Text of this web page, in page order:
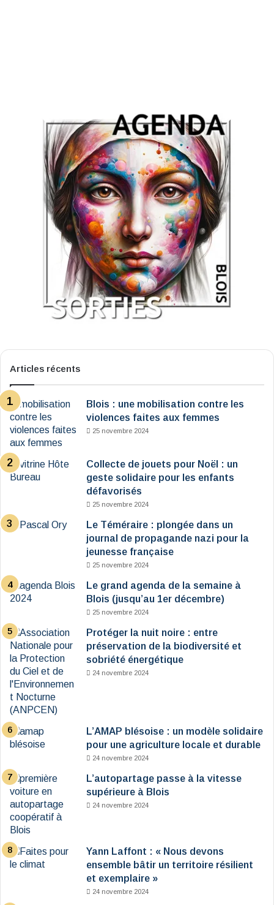
Articles récents
Blois : une mobilisation contre les
violences faites aux femmes
25 novembre 2024
Collecte de jouets pour Noël : un
geste solidaire pour les enfants
défavorisés
25 novembre 2024
Le Téméraire : plongée dans un
journal de propagande nazi pour la
jeunesse française
25 novembre 2024
Le grand agenda de la semaine à
Blois (jusqu’au 1er décembre)
25 novembre 2024
Protéger la nuit noire : entre
préservation de la biodiversité et
sobriété énergétique
24 novembre 2024
L’AMAP blésoise : un modèle solidaire
pour une agriculture locale et durable
24 novembre 2024
L’autopartage passe à la vitesse
supérieure à Blois
24 novembre 2024
Yann Laffont : « Nous devons
ensemble bâtir un territoire résilient
et exemplaire »
24 novembre 2024